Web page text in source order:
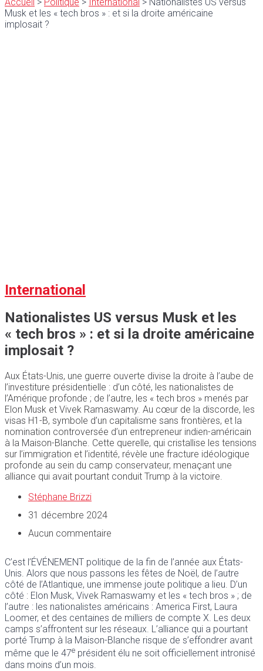
Musk et les « tech bros » : et si la droite américaine
implosait ?
International
Nationalistes US versus Musk et les
« tech bros » : et si la droite américaine
implosait ?
Aux États-Unis, une guerre ouverte divise la droite à l’aube de
l’investiture présidentielle : d’un côté, les nationalistes de
l’Amérique profonde ; de l’autre, les « tech bros » menés par
Elon Musk et Vivek Ramaswamy. Au cœur de la discorde, les
visas H1-B, symbole d’un capitalisme sans frontières, et la
nomination controversée d’un entrepreneur indien-américain
à la Maison-Blanche. Cette querelle, qui cristallise les tensions
sur l’immigration et l’identité, révèle une fracture idéologique
profonde au sein du camp conservateur, menaçant une
alliance qui avait pourtant conduit Trump à la victoire.
Stéphane Brizzi
31 décembre 2024
Aucun commentaire
C’est l’ÉVÉNEMENT politique de la fin de l’année aux États-
Unis. Alors que nous passons les fêtes de Noël, de l’autre
côté de l’Atlantique, une immense joute politique a lieu. D’un
côté : Elon Musk, Vivek Ramaswamy et les « tech bros » ; de
l’autre : les nationalistes américains : America First, Laura
Loomer, et des centaines de milliers de compte X. Les deux
camps s’affrontent sur les réseaux. L’alliance qui a pourtant
porté Trump à la Maison-Blanche risque de s’effondrer avant
même que le 47e président élu ne soit officiellement intronisé
dans moins d’un mois.